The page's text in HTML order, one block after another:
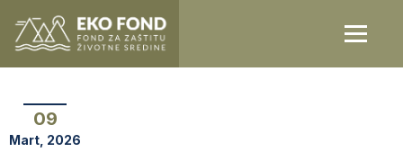
09
Mart, 2026